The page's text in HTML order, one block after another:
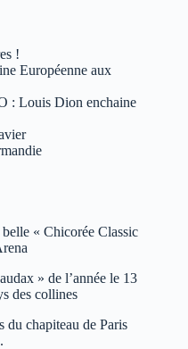
!
Européenne aux
: Louis Dion enchaine
« Chicorée Classic
» de l’année le 13
des collines
du chapiteau de Paris